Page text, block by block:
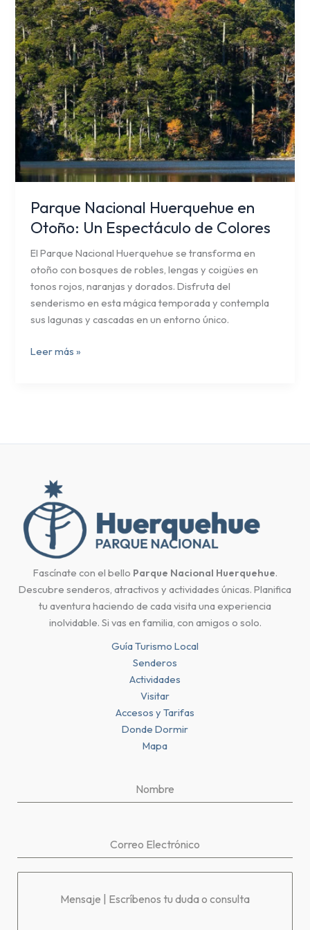
Parque Nacional Huerquehue en
Otoño: Un Espectáculo de Colores
El Parque Nacional Huerquehue se transforma en
otoño con bosques de robles, lengas y coigües en
tonos rojos, naranjas y dorados. Disfruta del
senderismo en esta mágica temporada y contempla
sus lagunas y cascadas en un entorno único.
Un
Espectáculo
de
Colores
Leer más »
Fascínate con el bello Parque Nacional Huerquehue.
Descubre senderos, atractivos y actividades únicas. Planifica
tu aventura haciendo de cada visita una experiencia
inolvidable. Si vas en familia, con amigos o solo.
Guía Turismo Local
Senderos
Actividades
Visitar
Accesos y Tarifas
Donde Dormir
Mapa
Nombre
Correo Electrónico
Mensaje | Escríbenos tu duda o consulta